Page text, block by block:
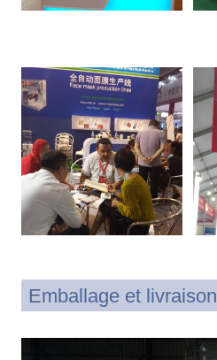
Emballage et livraison